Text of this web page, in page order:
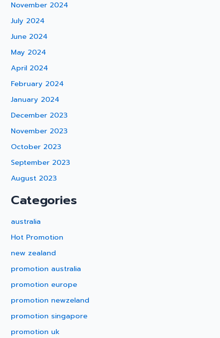
November 2024
July 2024
June 2024
May 2024
April 2024
February 2024
January 2024
December 2023
November 2023
October 2023
September 2023
August 2023
Categories
australia
Hot Promotion
new zealand
promotion australia
promotion europe
promotion newzeland
promotion singapore
promotion uk